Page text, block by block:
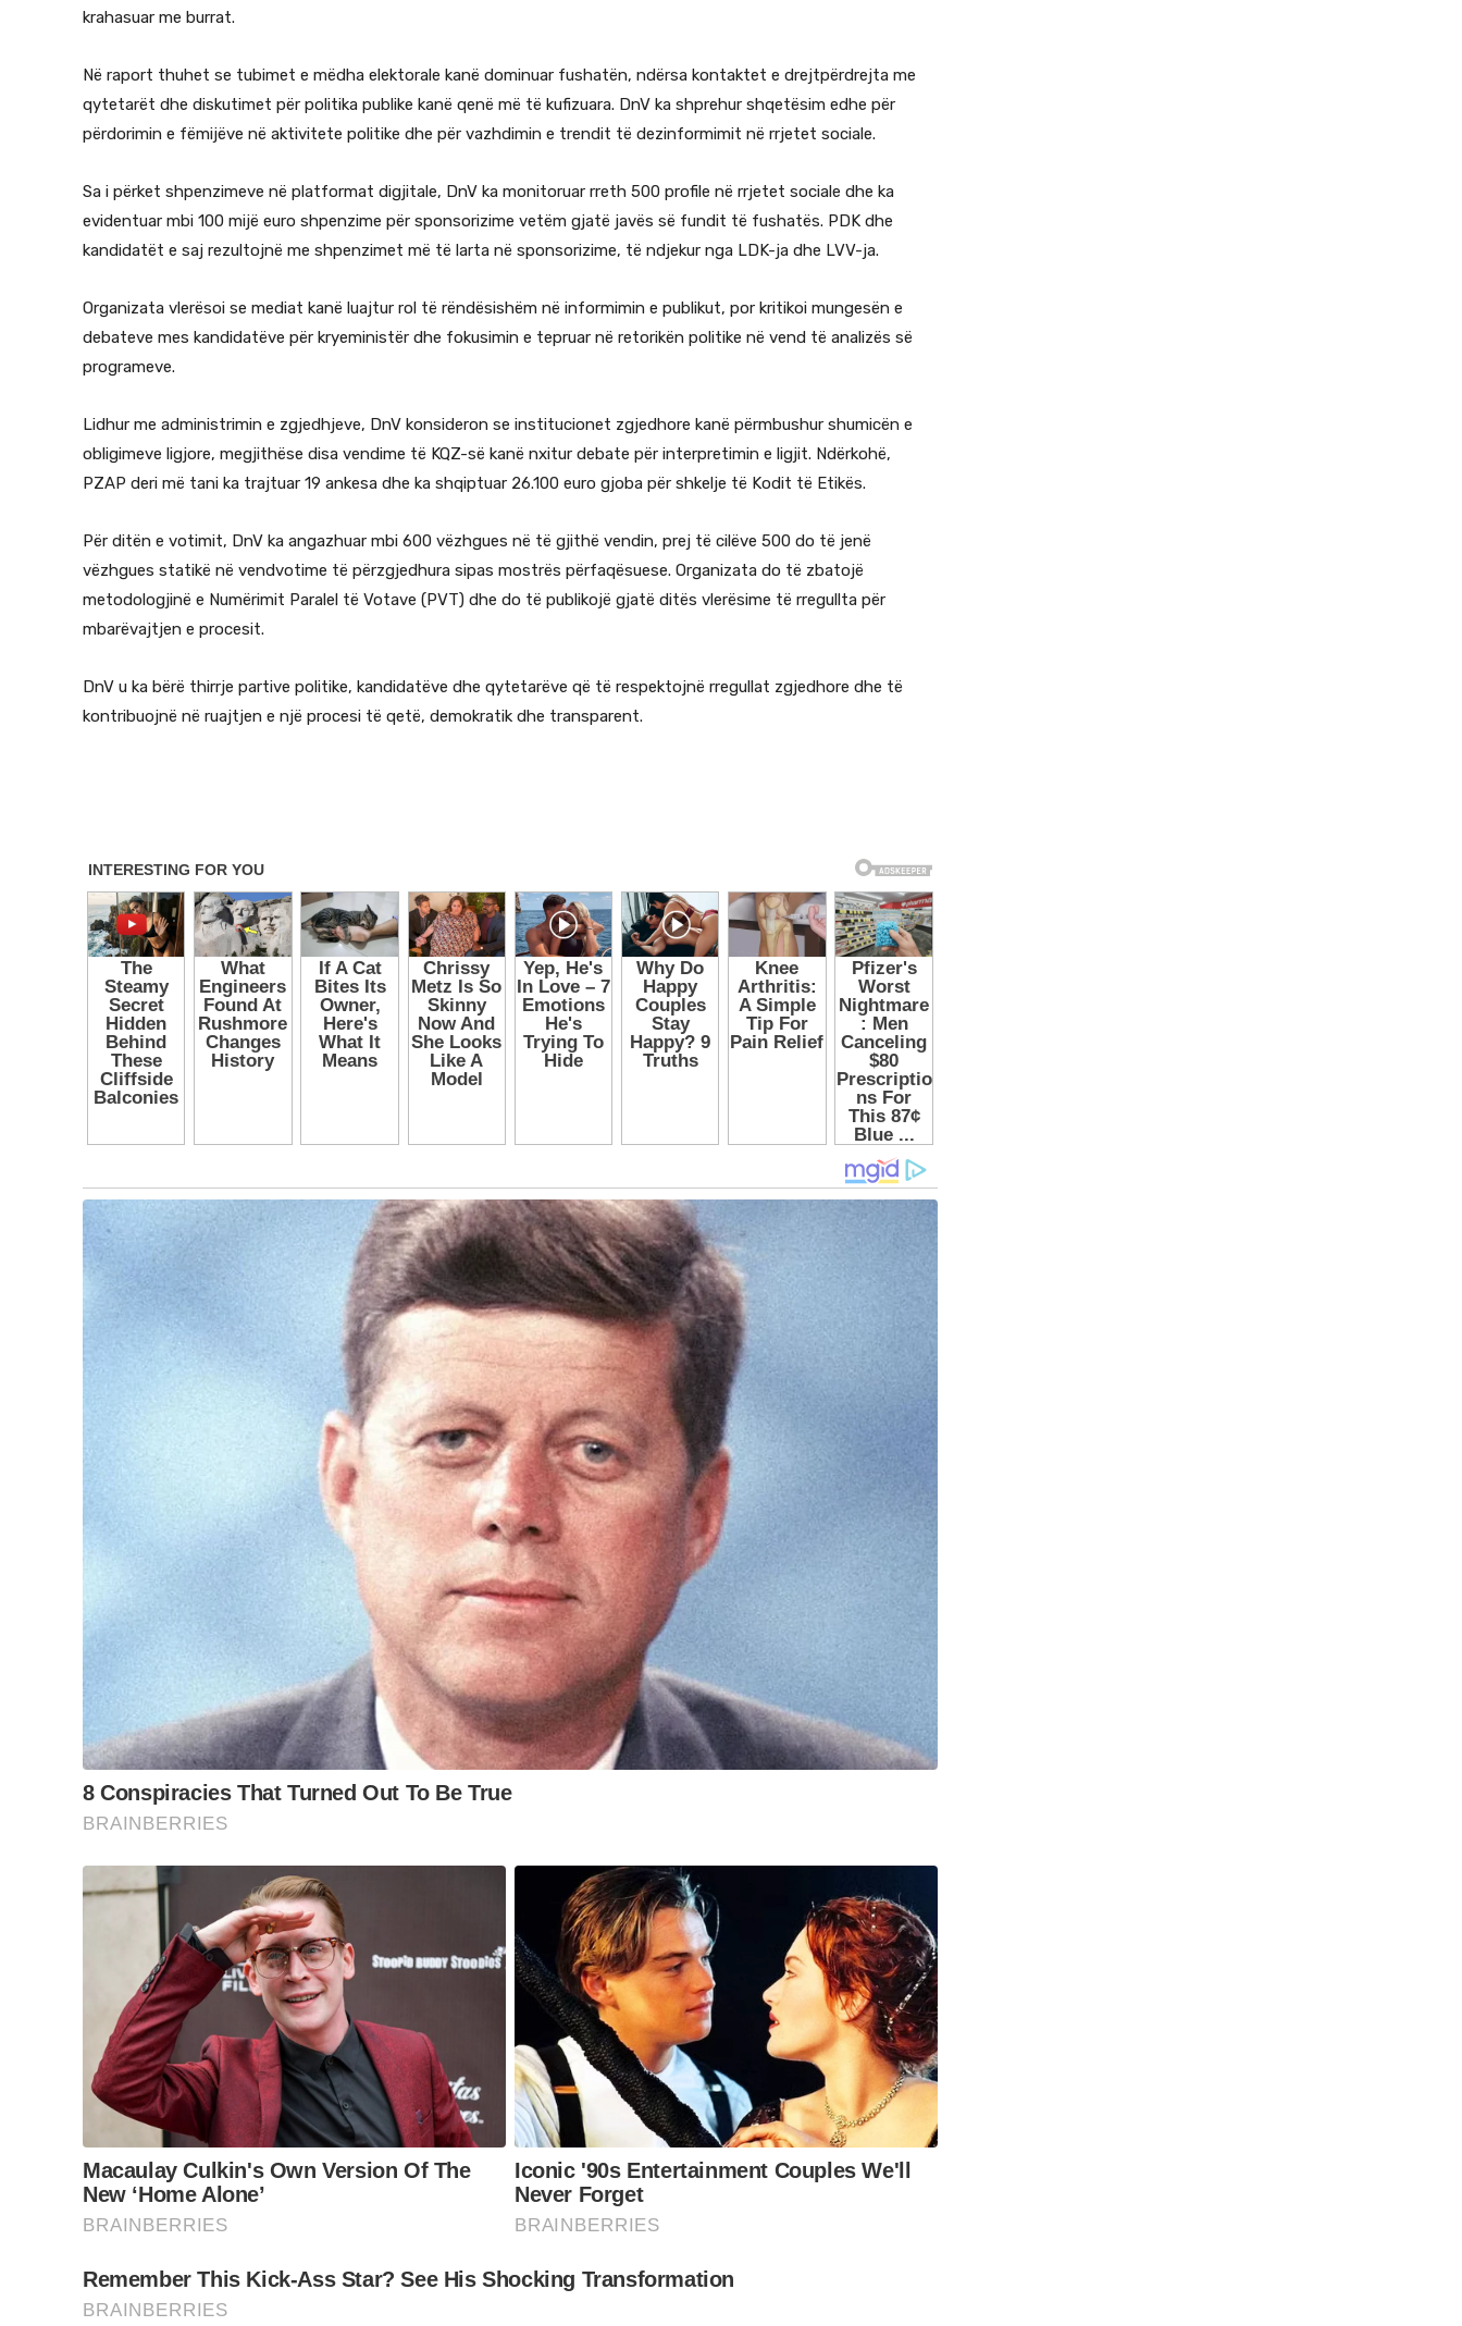
krahasuar me burrat.
Në raport thuhet se tubimet e mëdha elektorale kanë dominuar fushatën, ndërsa kontaktet e drejtpërdrejta me
qytetarët dhe diskutimet për politika publike kanë qenë më të kufizuara. DnV ka shprehur shqetësim edhe për
përdorimin e fëmijëve në aktivitete politike dhe për vazhdimin e trendit të dezinformimit në rrjetet sociale.
Sa i përket shpenzimeve në platformat digjitale, DnV ka monitoruar rreth 500 profile në rrjetet sociale dhe ka
evidentuar mbi 100 mijë euro shpenzime për sponsorizime vetëm gjatë javës së fundit të fushatës. PDK dhe
kandidatët e saj rezultojnë me shpenzimet më të larta në sponsorizime, të ndjekur nga LDK-ja dhe LVV-ja.
Organizata vlerësoi se mediat kanë luajtur rol të rëndësishëm në informimin e publikut, por kritikoi mungesën e
debateve mes kandidatëve për kryeministër dhe fokusimin e tepruar në retorikën politike në vend të analizës së
programeve.
Lidhur me administrimin e zgjedhjeve, DnV konsideron se institucionet zgjedhore kanë përmbushur shumicën e
obligimeve ligjore, megjithëse disa vendime të KQZ-së kanë nxitur debate për interpretimin e ligjit. Ndërkohë,
PZAP deri më tani ka trajtuar 19 ankesa dhe ka shqiptuar 26.100 euro gjoba për shkelje të Kodit të Etikës.
Për ditën e votimit, DnV ka angazhuar mbi 600 vëzhgues në të gjithë vendin, prej të cilëve 500 do të jenë
vëzhgues statikë në vendvotime të përzgjedhura sipas mostrës përfaqësuese. Organizata do të zbatojë
metodologjinë e Numërimit Paralel të Votave (PVT) dhe do të publikojë gjatë ditës vlerësime të rregullta për
mbarëvajtjen e procesit.
DnV u ka bërë thirrje partive politike, kandidatëve dhe qytetarëve që të respektojnë rregullat zgjedhore dhe të
kontribuojnë në ruajtjen e një procesi të qetë, demokratik dhe transparent.